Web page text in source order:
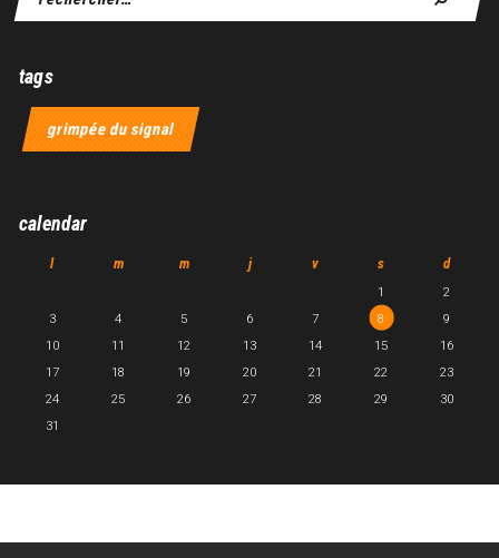
tags
grimpée du signal
calendar
l m m j v s d
1
2
3
4 5 6 7 8
9
10
11 12 13 14 15
16
17
18 19 20 21 22
23
24
25 26 27 28 29
30
31